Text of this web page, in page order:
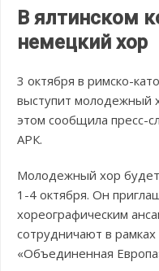
В ялтинском
немецкий хор
3 октября в римско-
выступит молодежный
этом сообщила пресс-
АРК.
Молодежный хор
1-4 октября. Он
хореографическим
сотрудничают в
«Объединенная